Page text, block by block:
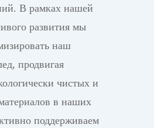
В рамках нашей
развития мы
наш
продвигая
чистых и
в наших
поддерживаем